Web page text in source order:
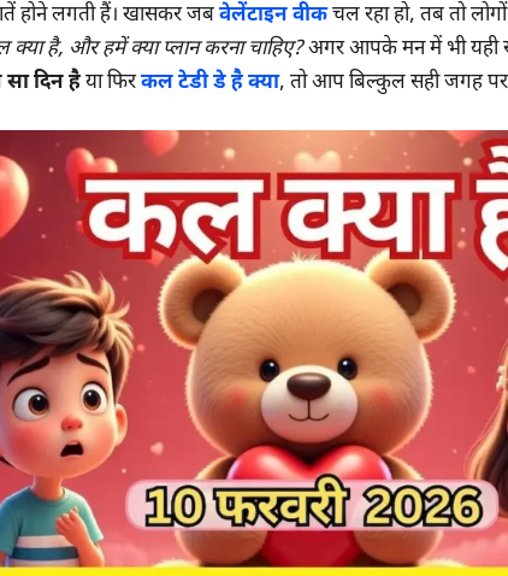
होने लगती हैं। खासकर जबवेलेंटाइन वीकचल रहा हो, तब तो
है, और हमें क्या प्लान करना चाहिए?अगर आपके मन में भी यही
दिन हैया फिरकल टेडी डे है क्या, तो आप बिल्कुल सही जगह